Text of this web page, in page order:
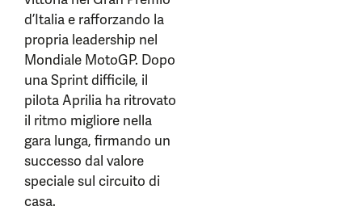
d’Italia e rafforzando la
propria leadership nel
Mondiale MotoGP. Dopo
una Sprint difficile, il
pilota Aprilia ha ritrovato
il ritmo migliore nella
gara lunga, firmando un
successo dal valore
speciale sul circuito di
casa.